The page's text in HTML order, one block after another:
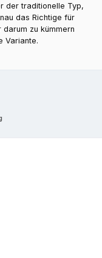
der traditionelle Typ,
das Richtige für
zu kümmern
Variante.